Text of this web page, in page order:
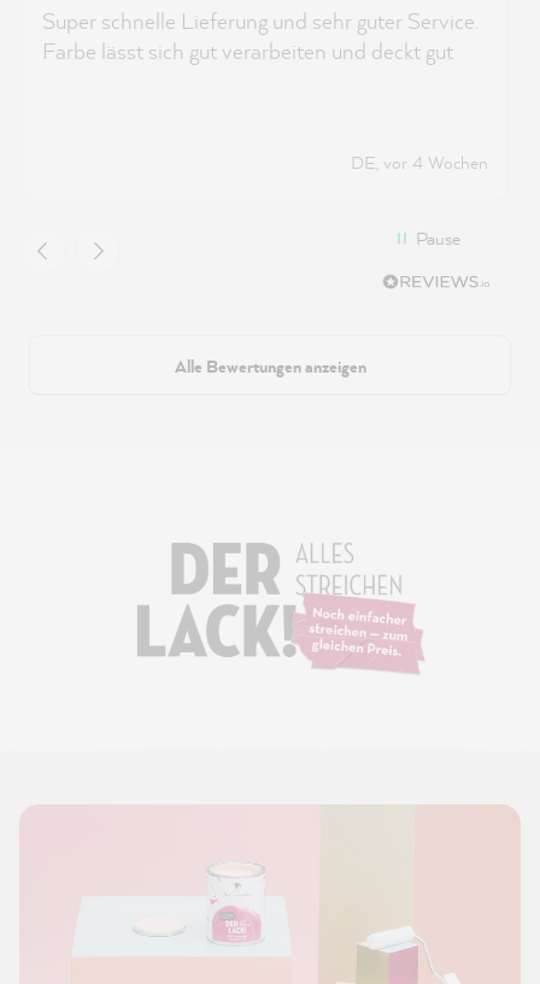
Super schnelle Lieferung und sehr guter Service.
Farbe lässt sich gut verarbeiten und deckt gut
DE, vor 4 Wochen
Pause
Alle Bewertungen anzeigen